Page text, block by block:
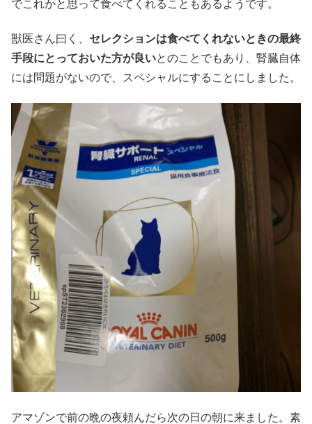
でこれかと思って食べてくれることもあるようです。
獣医さん曰く、 セレクションは食べてくれないときの最終
手段にとっておいた方が良いとのことでもあり、腎臓自体
には問題がないので、スペシャルにすることにしました。
アマゾンで前の晩の夜頼んだら次の日の朝に来ました。素